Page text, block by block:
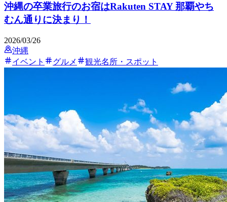
沖縄の卒業旅行のお宿はRakuten STAY 那覇やち
むん通りに決まり！
2026/03/26
沖縄
イベント
グルメ 観光名所・スポット